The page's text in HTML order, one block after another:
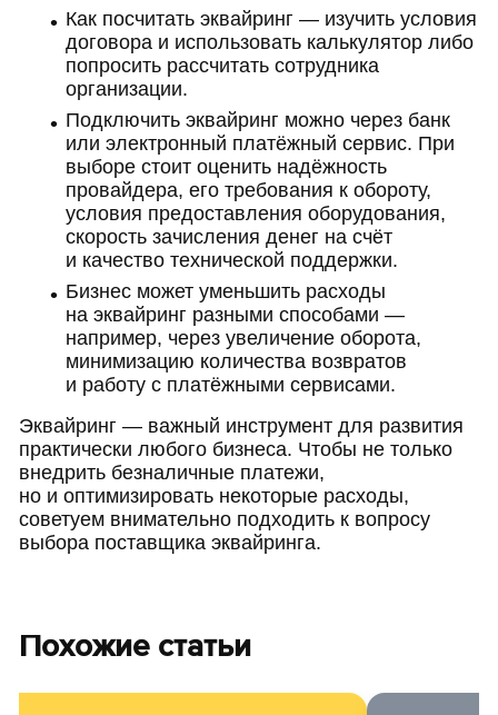
Как посчитать эквайринг — изучить условия
договора и использовать калькулятор либо
попросить рассчитать сотрудника
организации.
Подключить эквайринг можно через банк
или электронный платёжный сервис. При
выборе стоит оценить надёжность
провайдера, его требования к обороту,
условия предоставления оборудования,
скорость зачисления денег на счёт
и качество технической поддержки.
Бизнес может уменьшить расходы
на эквайринг разными способами —
например, через увеличение оборота,
минимизацию количества возвратов
и работу с платёжными сервисами.
Эквайринг — важный инструмент для развития
практически любого бизнеса. Чтобы не только
внедрить безналичные платежи,
но и оптимизировать некоторые расходы,
советуем внимательно подходить к вопросу
выбора поставщика эквайринга.
Похожие статьи